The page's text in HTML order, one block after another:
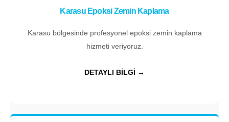
Karasu Epoksi Zemin Kaplama
Karasu bölgesinde profesyonel epoksi zemin kaplama
hizmeti veriyoruz.
DETAYLI BİLGİ →